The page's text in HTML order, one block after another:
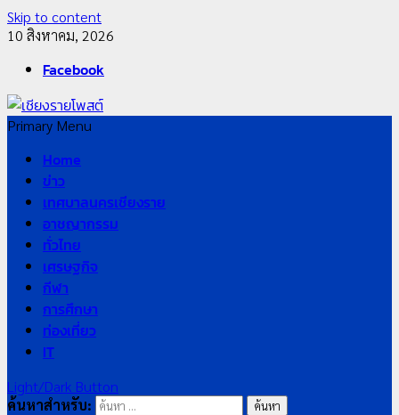
Skip to content
10 สิงหาคม, 2026
Facebook
Primary Menu
Home
ข่าว
เทศบาลนครเชียงราย
อาชญากรรม
ทั่วไทย
เศรษฐกิจ
กีฬา
การศึกษา
ท่องเที่ยว
IT
Light/Dark Button
ค้นหาสำหรับ: